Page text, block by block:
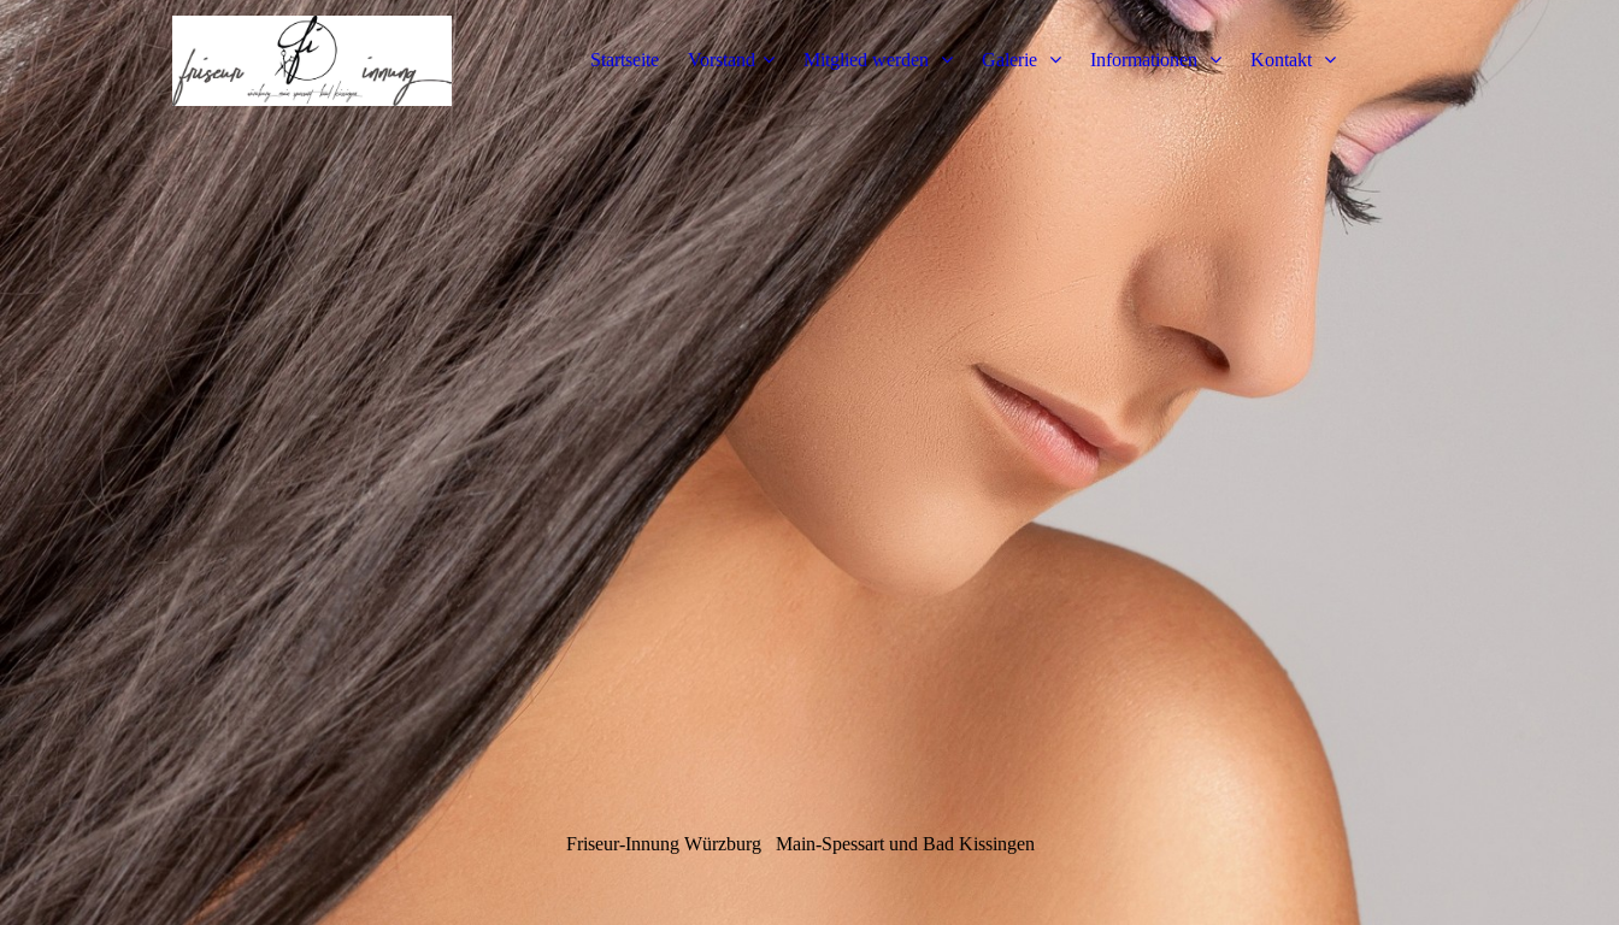
Startseite Vorstand Mitglied werden Galerie Informationen Kontakt
Friseur-Innung Würzburg Main-Spessart und Bad Kissingen